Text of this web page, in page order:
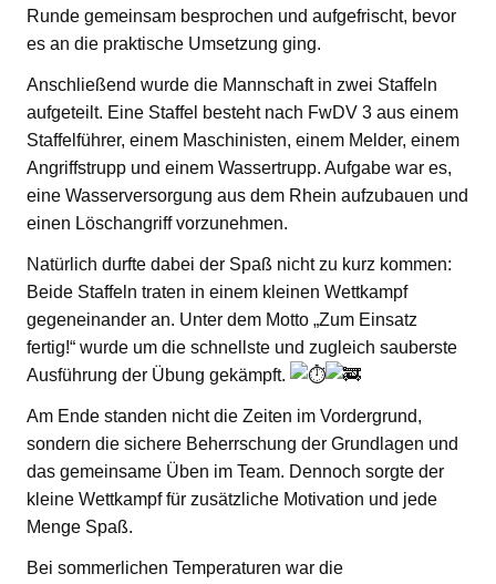
Runde gemeinsam besprochen und aufgefrischt, bevor
es an die praktische Umsetzung ging.
Anschließend wurde die Mannschaft in zwei Staffeln
aufgeteilt. Eine Staffel besteht nach FwDV 3 aus einem
Staffelführer, einem Maschinisten, einem Melder, einem
Angriffstrupp und einem Wassertrupp. Aufgabe war es,
eine Wasserversorgung aus dem Rhein aufzubauen und
einen Löschangriff vorzunehmen.
Natürlich durfte dabei der Spaß nicht zu kurz kommen:
Beide Staffeln traten in einem kleinen Wettkampf
gegeneinander an. Unter dem Motto „Zum Einsatz
fertig!“ wurde um die schnellste und zugleich sauberste
Ausführung der Übung gekämpft.
Am Ende standen nicht die Zeiten im Vordergrund,
sondern die sichere Beherrschung der Grundlagen und
das gemeinsame Üben im Team. Dennoch sorgte der
kleine Wettkampf für zusätzliche Motivation und jede
Menge Spaß.
Bei sommerlichen Temperaturen war die